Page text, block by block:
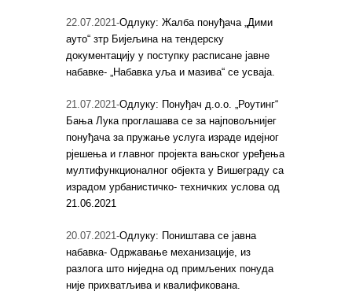
22.07.2021-Одлуку: Жалба понуђача „Дими
ауто“ зтр Бијељина на тендерску
документацију у поступку расписане јавне
набавке- „Набавка уља и мазива“ се усваја.
21.07.2021-Одлуку: Понуђач д.о.о. „Роутинг“
Бања Лука проглашава се за најповољнијег
понуђача за пружање услуга израде идејног
рјешења и главног пројекта вањског уређења
мултифункционалног објекта у Вишеграду са
израдом урбанистичко- техничких услова од
21.06.2021
20.07.2021-Одлуку: Поништава се јавна
набавка- Одржавање механизације, из
разлога што ниједна од примљених понуда
није прихватљива и квалификована.